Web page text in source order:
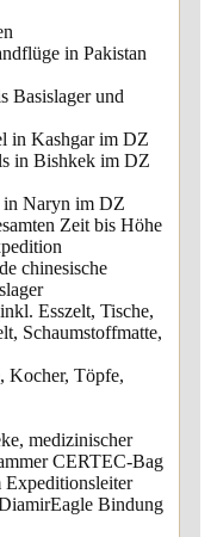
in Pakistan
Basislager und
in Kashgar im DZ
in Bishkek im DZ
in Naryn im DZ
Zeit bis Höhe
chinesische
Esszelt, Tische,
Schaumstoffmatte,
Kocher, Töpfe,
medizinischer
CERTEC-Bag
Bindung